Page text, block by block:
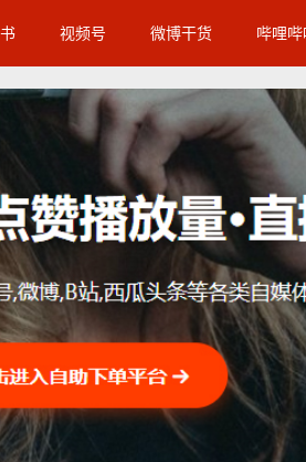
视频号 微博干货 哔哩哔